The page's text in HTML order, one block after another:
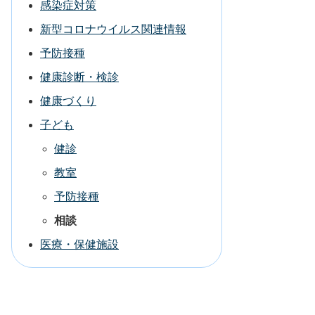
感染症対策
新型コロナウイルス関連情報
予防接種
健康診断・検診
健康づくり
子ども
健診
教室
予防接種
相談
医療・保健施設